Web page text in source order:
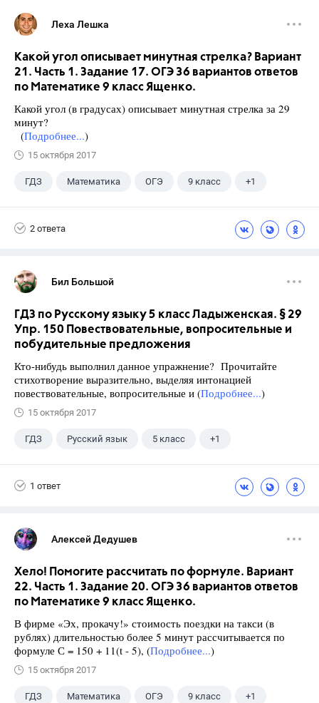
Леха Лешка
Какой угол описывает минутная стрелка? Вариант
21. Часть 1. Задание 17. ОГЭ 36 вариантов ответов
по Математике 9 класс Ященко.
Какой угол (в градусах) описывает минутная стрелка за 29
минут?
(Подробнее...)
15 октября 2017
ГДЗ Математика ОГЭ 9 класс +1
2 ответа
Бил Большой
ГДЗ по Русскому языку 5 класс Ладыженская. § 29
Упр. 150 Повествовательные, вопросительные и
побудительные предложения
Кто-нибудь выполнил данное упражнение? Прочитайте
стихотворение выразительно, выделяя интонацией
повествовательные, вопросительные и (Подробнее...)
15 октября 2017
ГДЗ Русский язык 5 класс +1
1 ответ
Алексей Дедушев
Хело! Помогите рассчитать по формуле. Вариант
22. Часть 1. Задание 20. ОГЭ 36 вариантов ответов
по Математике 9 класс Ященко.
В фирме «Эх, прокачу!» стоимость поездки на такси (в
рублях) длительностью более 5 минут рассчитывается по
формуле С = 150 + 11(t - 5), (Подробнее...)
15 октября 2017
ГДЗ Математика ОГЭ 9 класс +1